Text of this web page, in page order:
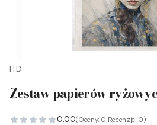
ITD
Zestaw papierów
0.00(Oceny: 0 Recenzje: 0)